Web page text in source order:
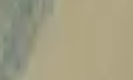
ajuste perfecto y seguro.